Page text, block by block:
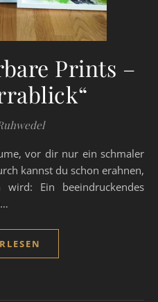
Prints –
kannst du schon erahnen,
Ein beeindruckendes